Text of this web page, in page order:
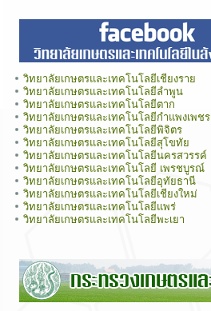
วิทยาลัยเกษตรและเทคโนโลยีเชียงราย
วิทยาลัยเกษตรและเทคโนโลยีลำพูน
วิทยาลัยเกษตรและเทคโนโลยีตาก
วิทยาลัยเกษตรและเทคโนโลยีกำแพงเพชร
วิทยาลัยเกษตรและเทคโนโลยีพิจิตร
วิทยาลัยเกษตรและเทคโนโลยีสุโขทัย
วิทยาลัยเกษตรและเทคโนโลยีนครสวรรค์
วิทยาลัยเกษตรและเทคโนโลยี เพรชบูรณ์
วิทยาลัยเกษตรและเทคโนโลยีอุทัยธานี
วิทยาลัยเกษตรและเทคโนโลยีเชียงใหม่
วิทยาลัยเกษตรและเทคโนโลยีแพร่
วิทยาลัยเกษตรและเทคโนโลยีพะเยา